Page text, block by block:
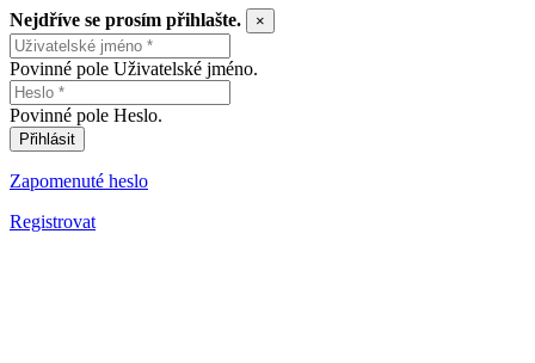
Nejdříve se prosím přihlašte. ×
Povinné pole Uživatelské jméno.
Povinné pole Heslo.
Přihlásit
Zapomenuté heslo
Registrovat